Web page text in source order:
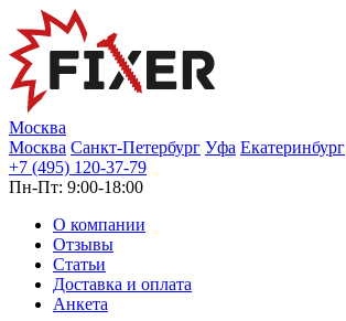
Москва
Москва Санкт-Петербург Уфа Екатеринбург
+7 (495) 120-37-79
Пн-Пт: 9:00-18:00
О компании
Отзывы
Статьи
Доставка и оплата
Анкета